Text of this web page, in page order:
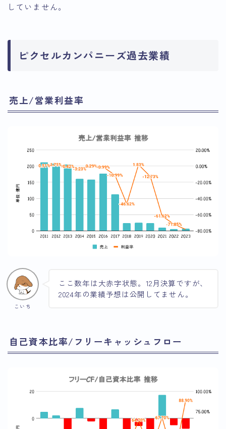
していません。
ピクセルカンパニーズ過去業績
売上/営業利益率
こいち
ここ数年は大赤字状態。12月決算ですが、
2024年の業績予想は公開してません。
自己資本比率/フリーキャッシュフロー